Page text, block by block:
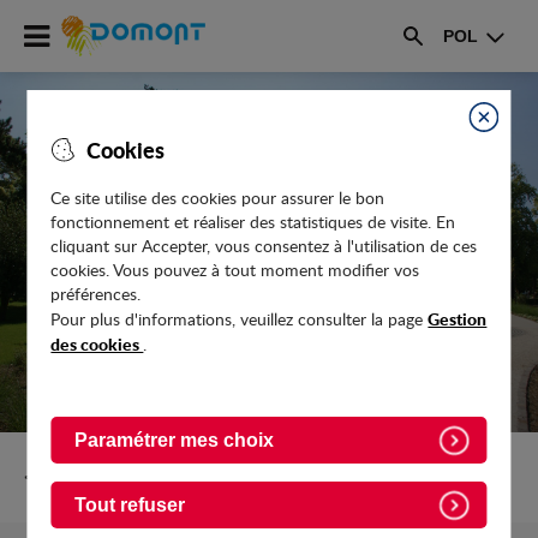
Cookies
Fermer
Ce site utilise des cookies pour assurer le bon
fonctionnement et réaliser des statistiques de visite. En
cliquant sur Accepter, vous consentez à l'utilisation de ces
cookies. Vous pouvez à tout moment modifier vos
préférences.
Pour plus d'informations, veuillez consulter la pageGestion
des cookies .
Paramétrer mes choix
Tout refuser
Accéder
au
menu
Accéder
contenu
Rechercher
POL
DÉCONFINEMENT
Retour vers Actualites